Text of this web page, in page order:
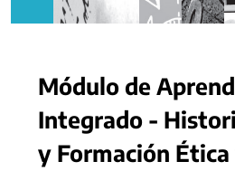
Módulo de
Integrado -
y Formación